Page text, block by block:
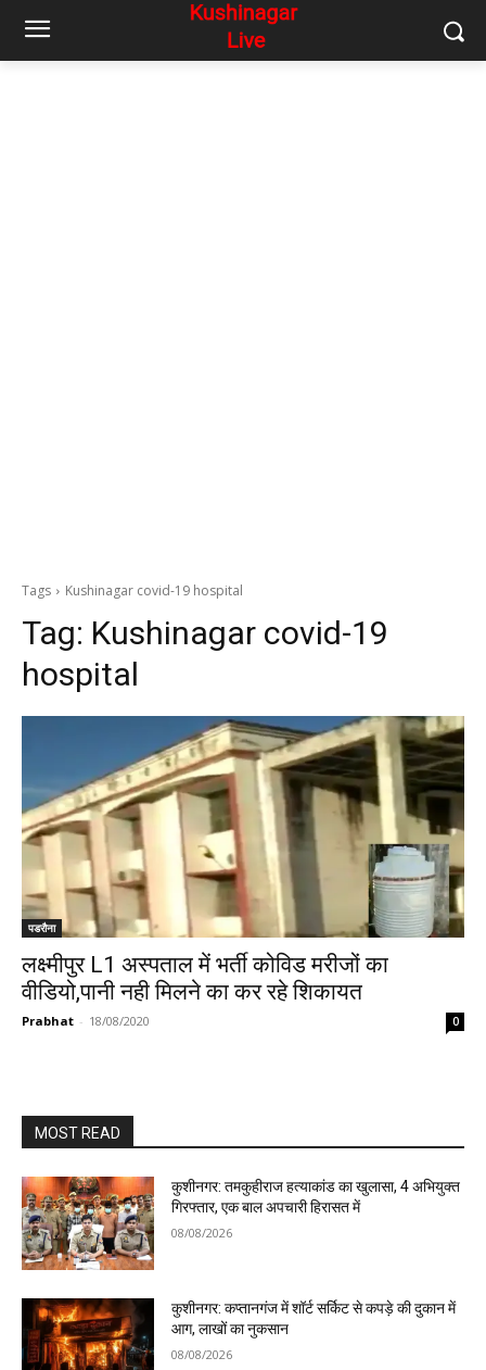
Tags Kushinagar covid-19 hospital
Tag: Kushinagar covid-19
hospital
पडरौना
लक्ष्मीपुर L1 अस्पताल में भर्ती कोविड मरीजों का
वीडियो,पानी नही मिलने का कर रहे शिकायत
Prabhat - 18/08/2020 0
MOST READ
कुशीनगर: तमकुहीराज हत्याकांड का खुलासा, 4 अभियुक्त
गिरफ्तार, एक बाल अपचारी हिरासत में
08/08/2026
कुशीनगर: कप्तानगंज में शॉर्ट सर्किट से कपड़े की दुकान में
आग, लाखों का नुकसान
08/08/2026